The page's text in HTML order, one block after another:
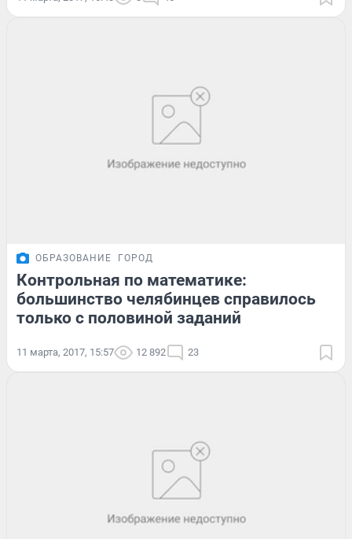
ОБРАЗОВАНИЕ ГОРОД
Контрольная по математике:
большинство челябинцев справилось
только с половиной заданий
11 марта, 2017, 15:57 12 892 23